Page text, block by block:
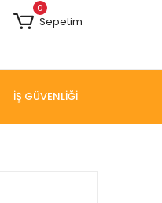
0
Sepetim
İŞ GÜVENLİĞİ